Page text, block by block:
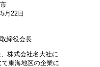
月22日
締役会長
株式会社名大社に
て東海地区の企業に